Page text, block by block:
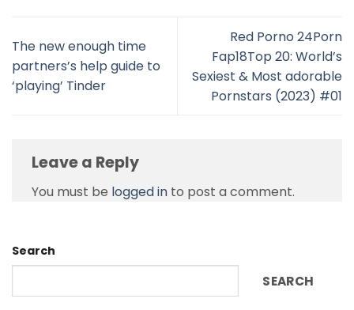
The new enough time
partners’s help guide to
‘playing’ Tinder
Red Porno 24Porn
Fap18Top 20: World’s
Sexiest & Most adorable
Pornstars (2023) #01
Leave a Reply
You must be logged in to post a comment.
Search
SEARCH